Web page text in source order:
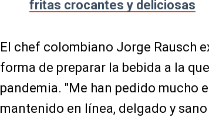
fritas crocantes y deliciosas
El chef colombiano Jorge Rausch
forma de preparar la bebida a la
pandemia. "Me han pedido mucho
mantenido en línea, delgado y